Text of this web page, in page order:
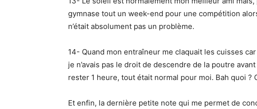
gymnase tout un week-end pour une compétition
n’était absolument pas un problème.
14- Quand mon entraîneur me claquait les cuisses
je n’avais pas le droit de descendre de la poutre
rester 1 heure, tout était normal pour moi. Bah quoi ?
Et enfin, la dernière petite note qui me permet de